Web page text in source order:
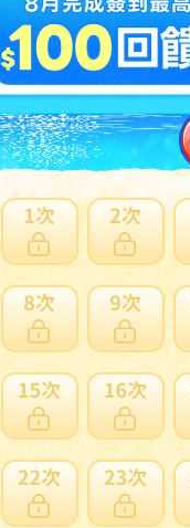
1200円 NT259
※ 超過 48小時 外付款之
※ 優惠賣家商品有含材積
※ 限定自取商品不適用日
興趣/古董收藏